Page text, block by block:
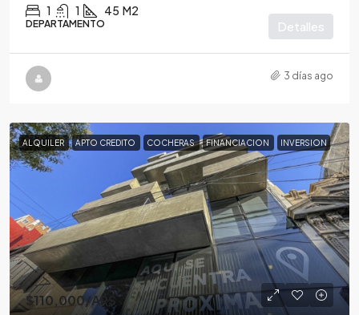
1 1 45 M2
DEPARTAMENTO Detalles
3 días ago
ALQUILER APTO CREDITO COCHERAS FINANCIACION INVERSION
$110,000/ARS